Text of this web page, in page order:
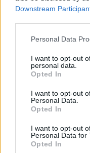
Downstream
Personal Data
I want to opt-out
personal data.
Opted In
I want to opt-out
Personal Data.
Opted In
I want to opt-out
Personal Data for
Opted In
ΒΑΡΗ - ΒΟΥΛΑ -
Διακοπές